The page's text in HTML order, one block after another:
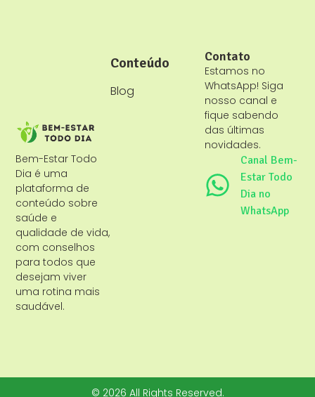
Bem-Estar Todo
Dia é uma
plataforma de
conteúdo sobre
saúde e
qualidade de vida,
com conselhos
para todos que
desejam viver
uma rotina mais
saudável.
Conteúdo
Blog
Contato
Estamos no
WhatsApp! Siga
nosso canal e
fique sabendo
das últimas
novidades.
Canal Bem-
Estar Todo
Dia no
WhatsApp
© 2026 All Rights Reserved.